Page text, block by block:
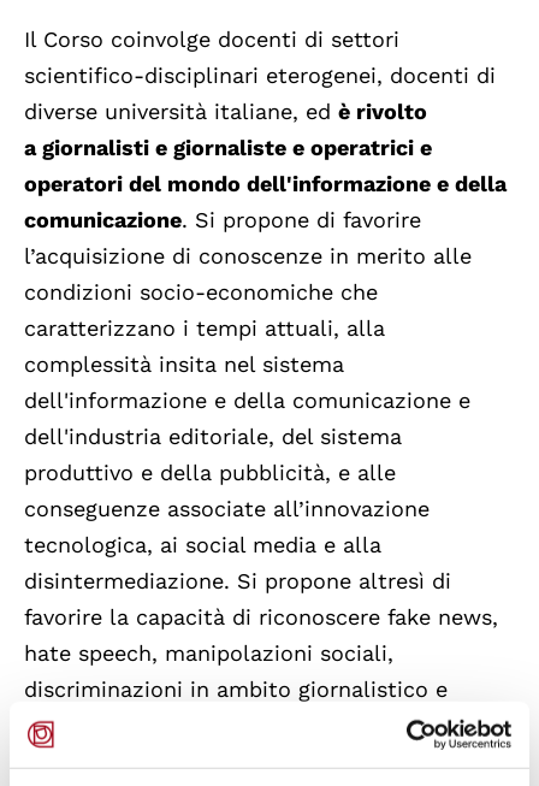
Il Corso coinvolge docenti di settori
scientifico-disciplinari eterogenei, docenti di
diverse università italiane, ed è rivolto
a giornalisti e giornaliste e operatrici e
operatori del mondo dell'informazione e della
comunicazione. Si propone di favorire
l’acquisizione di conoscenze in merito alle
condizioni socio-economiche che
caratterizzano i tempi attuali, alla
complessità insita nel sistema
dell'informazione e della comunicazione e
dell'industria editoriale, del sistema
produttivo e della pubblicità, e alle
conseguenze associate all’innovazione
tecnologica, ai social media e alla
disintermediazione. Si propone altresì di
favorire la capacità di riconoscere fake news,
hate speech, manipolazioni sociali,
discriminazioni in ambito giornalistico e
di ridurne l’impatto; e a dare il proprio